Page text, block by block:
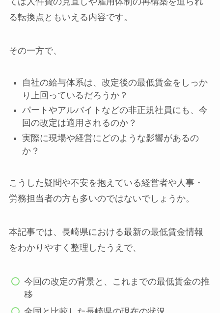
る転換点ともいえる内容です。
その一方で、
自社の給与体系は、改定後の最低賃金をしっか
り上回っているだろうか？
パートやアルバイトなどの非正規社員にも、今
回の改定は適用されるのか？
実際に現場や経営にどのような影響があるの
か？
こうした疑問や不安を抱えている経営者や人事・
労務担当者の方も多いのではないでしょうか。
本記事では、長崎県における最新の最低賃金情報
をわかりやすく整理したうえで、
今回の改定の背景と、これまでの最低賃金の推
移